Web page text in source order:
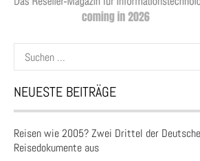
Suchen
nach:
NEUESTE BEITRÄGE
Reisen wie 2005? Zwei Drittel der
Reisedokumente aus